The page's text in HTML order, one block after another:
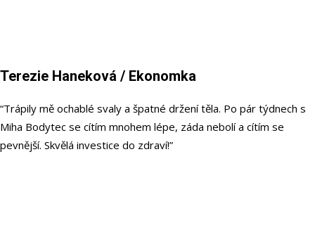
Terezie Haneková / Ekonomka
“Trápily mě ochablé svaly a špatné držení těla. Po pár týdnech s
Miha Bodytec se cítím mnohem lépe, záda nebolí a cítím se
pevnější. Skvělá investice do zdraví!”